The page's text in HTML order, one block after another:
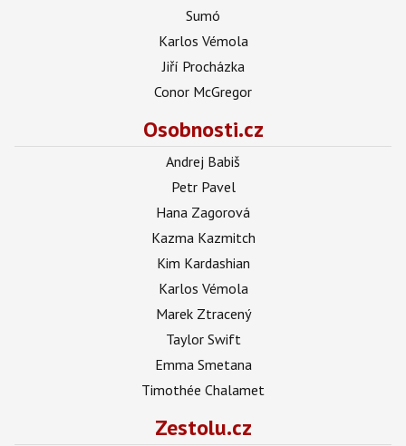
Sumó
Karlos Vémola
Jiří Procházka
Conor McGregor
Osobnosti.cz
Andrej Babiš
Petr Pavel
Hana Zagorová
Kazma Kazmitch
Kim Kardashian
Karlos Vémola
Marek Ztracený
Taylor Swift
Emma Smetana
Timothée Chalamet
Zestolu.cz